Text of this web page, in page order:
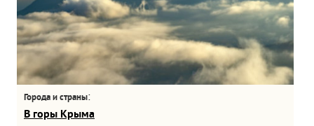
Города и страны:
В горы Крыма